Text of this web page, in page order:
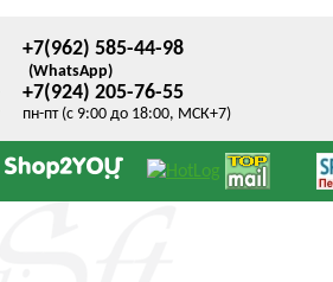
+7(962) 585-44-98
(WhatsApp)
+7(924) 205-76-55
пн-пт (с 9:00 до 18:00, МСК+7)